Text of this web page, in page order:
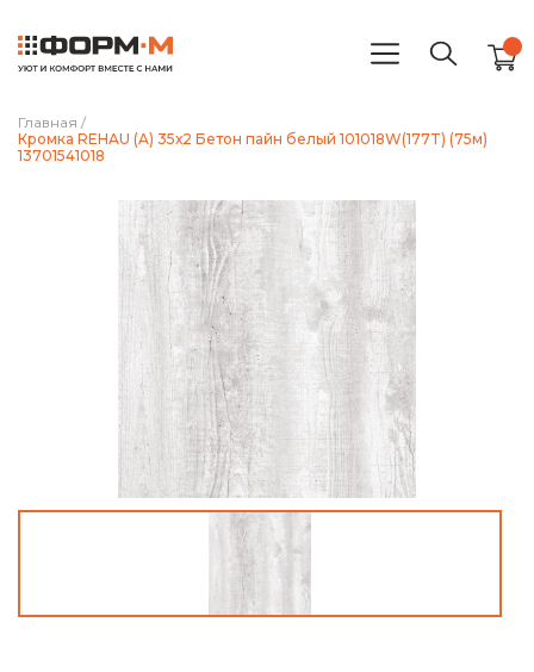
Главная /
Кромка REHAU (A) 35х2 Бетон пайн белый 101018W(177T) (75м)
13701541018